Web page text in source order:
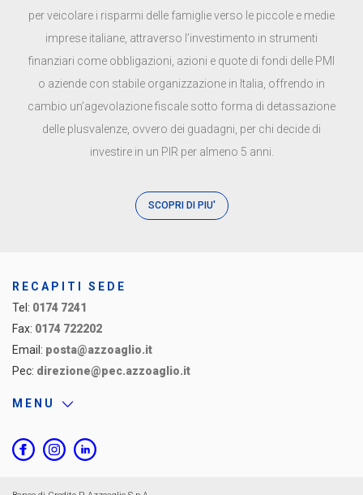
per veicolare i risparmi delle famiglie verso le piccole e medie
imprese italiane, attraverso l’investimento in strumenti
finanziari come obbligazioni, azioni e quote di fondi delle PMI
o aziende con stabile organizzazione in Italia, offrendo in
cambio un’agevolazione fiscale sotto forma di detassazione
delle plusvalenze, ovvero dei guadagni, per chi decide di
investire in un PIR per almeno 5 anni.
SCOPRI DI PIU'
RECAPITI SEDE
Tel: 0174 7241
Fax: 0174 722202
Email: posta@azzoaglio.it
Pec: direzione@pec.azzoaglio.it
MENU